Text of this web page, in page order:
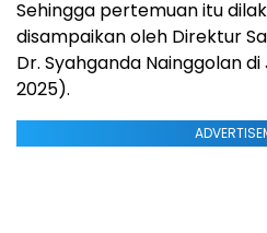
Sehingga pertemuan itu
disampaikan oleh Direktur
Dr. Syahganda Nainggolan
2025).